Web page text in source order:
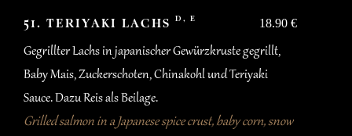
51. TERIYAKI LACHS D, E 18.90 €
Gegrillter Lachs in japanischer Gewürzkruste gegrillt,
Baby Mais, Zuckerschoten, Chinakohl und Teriyaki
Sauce. Dazu Reis als Beilage.
Grilled salmon in a Japanese spice crust, baby corn, snow